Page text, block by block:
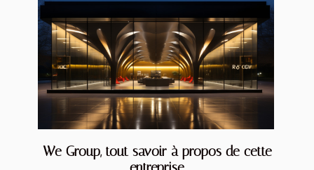
We Group, tout savoir à propos de cette